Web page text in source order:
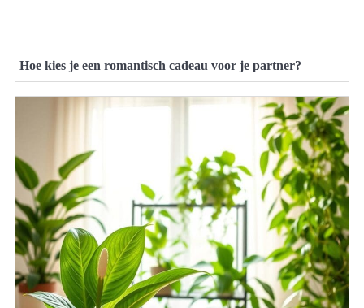
Hoe kies je een romantisch cadeau voor je partner?